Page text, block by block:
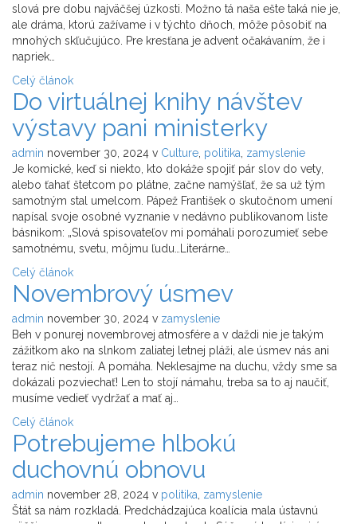
slová pre dobu najväčšej úzkosti. Možno tá naša ešte taká nie je,
ale dráma, ktorú zažívame i v týchto dňoch, môže pôsobiť na
mnohých skľučujúco. Pre kresťana je advent očakávaním, že i
napriek…
Celý článok
Do virtuálnej knihy návštev
výstavy pani ministerky
admin november 30, 2024 v Culture politika zamyslenie
Je komické, keď si niekto, kto dokáže spojiť pár slov do vety,
alebo ťahať štetcom po plátne, začne namýšľať, že sa už tým
samotným stal umelcom. Pápež František o skutočnom umení
napísal svoje osobné vyznanie v nedávno publikovanom liste
básnikom: „Slová spisovateľov mi pomáhali porozumieť sebe
samotnému, svetu, môjmu ľudu…Literárne…
Celý článok
Novembrový úsmev
admin november 30, 2024 v zamyslenie
Beh v ponurej novembrovej atmosfére a v daždi nie je takým
zážitkom ako na slnkom zaliatej letnej pláži, ale úsmev nás ani
teraz nič nestojí. A pomáha. Neklesajme na duchu, vždy sme sa
dokázali pozviechať! Len to stojí námahu, treba sa to aj naučiť,
musíme vedieť vydržať a mať aj…
Celý článok
Potrebujeme hlbokú
duchovnú obnovu
admin november 28, 2024 v politika zamyslenie
Štát sa nám rozkladá. Predchádzajúca koalícia mala ústavnú